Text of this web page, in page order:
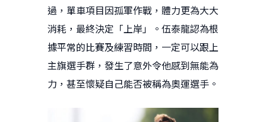
過，單車項目因孤軍作戰，體力更為大大
消耗，最終決定「上岸」。伍泰龍認為根
據平常的比賽及練習時間，一定可以跟上
主旗選手群，發生了意外令他感到無能為
力，甚至懷疑自己能否被稱為奧運選手。